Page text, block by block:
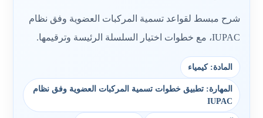
شرح مبسط لقواعد تسمية المركبات العضوية وفق نظام
IUPAC، مع خطوات اختيار السلسلة الرئيسة وترقيمها.
المادة: كيمياء
المهارة: تطبيق خطوات تسمية المركبات العضوية وفق نظام
IUPAC